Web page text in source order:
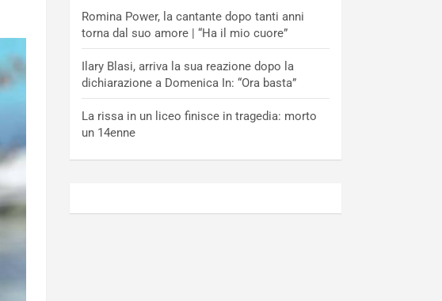
Romina Power, la cantante dopo tanti anni
torna dal suo amore | “Ha il mio cuore”
Ilary Blasi, arriva la sua reazione dopo la
dichiarazione a Domenica In: “Ora basta”
La rissa in un liceo finisce in tragedia: morto
un 14enne